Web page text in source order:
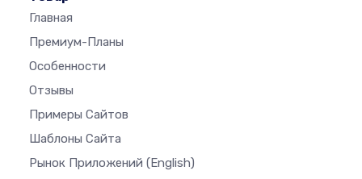
Главная
Премиум-Планы
Особенности
Отзывы
Примеры Сайтов
Шаблоны Сайта
Рынок Приложений (English)